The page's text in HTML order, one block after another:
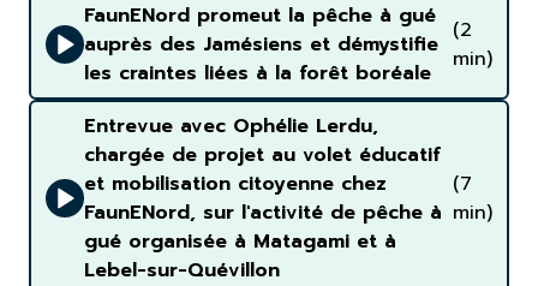
FaunENord promeut la pêche à gué
auprès des Jamésiens et démystifie
les craintes liées à la forêt boréale
(2
min)
Entrevue avec Ophélie Lerdu,
chargée de projet au volet éducatif
et mobilisation citoyenne chez
FaunENord, sur l'activité de pêche à
gué organisée à Matagami et à
Lebel-sur-Quévillon
(7
min)